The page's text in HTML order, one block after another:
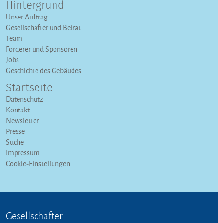
Hintergrund
Unser Auftrag
Gesellschafter und Beirat
Team
Förderer und Sponsoren
Jobs
Geschichte des Gebäudes
Startseite
Datenschutz
Kontakt
Newsletter
Presse
Suche
Impressum
Cookie-Einstellungen
Gesellschafter